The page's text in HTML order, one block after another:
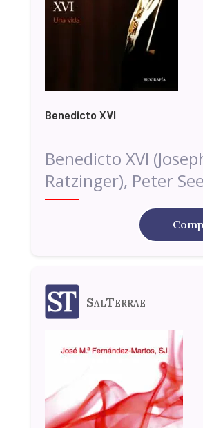
Benedicto XVI
Benedicto XVI
Ratzinger), Peter
SalTerrae